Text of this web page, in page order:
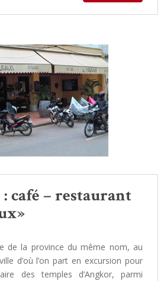
: café – restaurant
de la province du même nom, au
d’où l’on part en excursion pour
des temples d’Angkor, parmi